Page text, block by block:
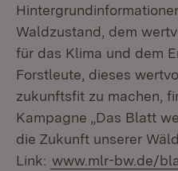
Waldzustand, dem
für das Klima und dem
Forstleute, dieses
zukunftsfit zu machen,
Kampagne „Das Blatt
die Zukunft unserer
Link: www.mlr-bw.de/